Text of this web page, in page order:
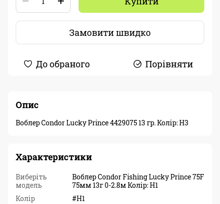
Замовити швидко
До обраного Порівняти
Опис
Воблер Condor Lucky Prince 4429075 13 гр. Колір: H3
Характеристики
Виберіть
модель
Воблер Condor Fishing Lucky Prince 75F
75мм 13г 0-2.8м Колір: H1
Колір
#Н1